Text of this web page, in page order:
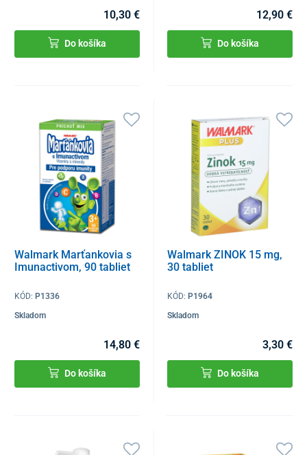
10,30 €
Do košíka
12,90 €
Do košíka
Walmark Marťankovia s
Imunactivom, 90 tabliet
KÓD: P1336
Skladom
14,80 €
Do košíka
Walmark ZINOK 15 mg,
30 tabliet
KÓD:P1964
Skladom
3,30 €
Do košíka